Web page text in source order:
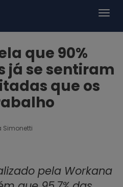
que 90%
já se sentiram
que os
Simonetti
pela Workana